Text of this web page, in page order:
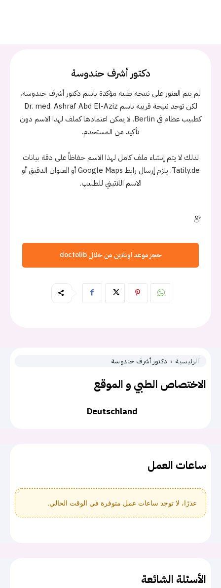
الرئيسية دكتور أشرف حندوسة
الاختصاص الطبي و الموقع
Deutschland
ساعات العمل
عذرًا، لا توجد ساعات عمل متوفرة في الوقت الحالي.
الأسئلة الشائعة
دكتور أشرف حندوسة
لم يتم العثور على نتيجة طبية مؤكدة باسم دكتور أشرف حندوسة،
لكن توجد نتيجة قريبة باسم Dr. med. Ashraf Abd El-Aziz
كطبيب عظام في Berlin. لا يمكن اعتمادها كملف لهذا الاسم دون
تأكيد من المستخدم.
لذلك لا يتم إنشاء ملف كامل لهذا الاسم حفاظاً على دقة بيانات
Tatily.de. يلزم إرسال رابط Google Maps أو العنوان الدقيق أو
الاسم اللاتيني للطبيب.
حجز موعد اونلاين من خلال doctolib